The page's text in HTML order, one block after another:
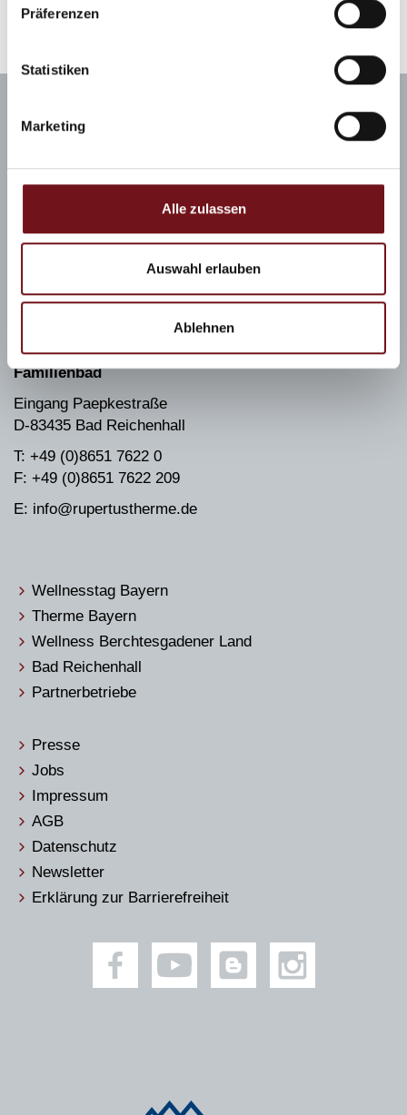
Präferenzen
Statistiken
Marketing
Alle zulassen
Auswahl erlauben
Ablehnen
Therme
Eingang Friedrich-Ebert-Allee 21
F: +49 (0)8651 7622 209
E: info@rupertustherme.de
Familienbad
Eingang Paepkestraße
D-83435 Bad Reichenhall
T: +49 (0)8651 7622 0
F: +49 (0)8651 7622 209
E: info@rupertustherme.de
Wellnesstag Bayern
Therme Bayern
Wellness Berchtesgadener Land
Bad Reichenhall
Partnerbetriebe
Presse
Jobs
Impressum
AGB
Datenschutz
Newsletter
Erklärung zur Barrierefreiheit